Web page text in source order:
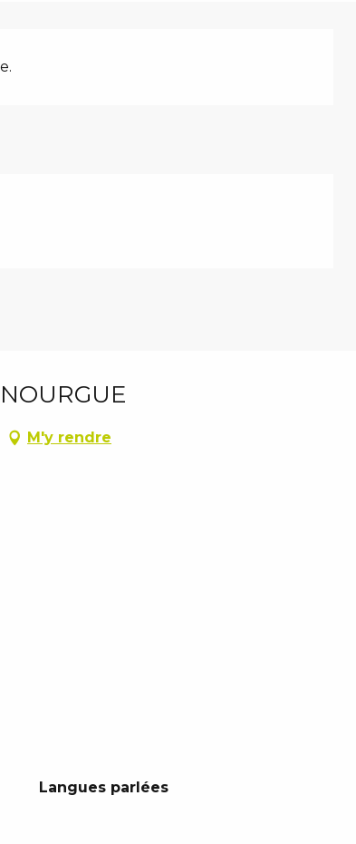
M'y rendre
Langues parlées
Langues parlées